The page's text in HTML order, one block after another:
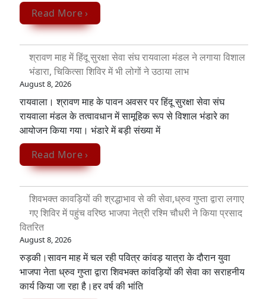
Read More ›
श्रावण माह में हिंदू सुरक्षा सेवा संघ रायवाला मंडल ने लगाया विशाल
भंडारा, चिकित्सा शिविर में भी लोगों ने उठाया लाभ
August 8, 2026
रायवाला। श्रावण माह के पावन अवसर पर हिंदू सुरक्षा सेवा संघ
रायवाला मंडल के तत्वावधान में सामूहिक रूप से विशाल भंडारे का
आयोजन किया गया। भंडारे में बड़ी संख्या में
Read More ›
शिवभक्त कावड़ियों की श्रद्धाभाव से की सेवा,ध्रुव गुप्ता द्वारा लगाए
गए शिविर में पहुंच वरिष्ठ भाजपा नेत्री रश्मि चौधरी ने किया प्रसाद
वितरित
August 8, 2026
रुड़की।सावन माह में चल रही पवित्र कांवड़ यात्रा के दौरान युवा
भाजपा नेता ध्रुव गुप्ता द्वारा शिवभक्त कांवड़ियों की सेवा का सराहनीय
कार्य किया जा रहा है।हर वर्ष की भांति